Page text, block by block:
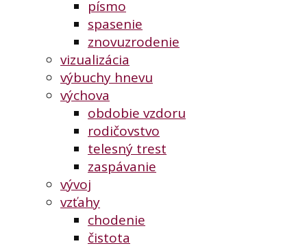
písmo
spasenie
znovuzrodenie
vizualizácia
výbuchy hnevu
výchova
obdobie vzdoru
rodičovstvo
telesný trest
zaspávanie
vývoj
vzťahy
chodenie
čistota